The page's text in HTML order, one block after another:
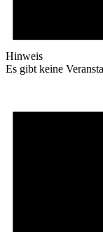
Hinweis
Es gibt keine